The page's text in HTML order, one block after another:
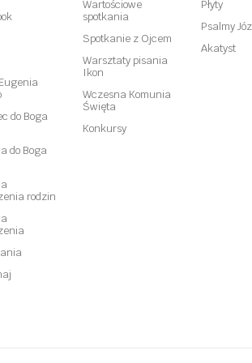
do Boga
do Boga
rodzin
Wartościowe
spotkania
Spotkanie z Ojcem
Warsztaty pisania
Ikon
Wczesna Komunia
Święta
Konkursy
Płyty
Psalmy
Akatyst